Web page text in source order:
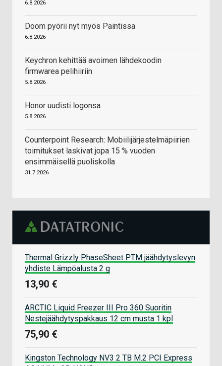
6.8.2026
Doom pyörii nyt myös Paintissa
6.8.2026
Keychron kehittää avoimen lähdekoodin
firmwarea pelihiiriin
5.8.2026
Honor uudisti logonsa
5.8.2026
Counterpoint Research: Mobiilijärjestelmäpiirien
toimitukset laskivat jopa 15 % vuoden
ensimmäisellä puoliskolla
31.7.2026
Thermal Grizzly PhaseSheet PTM jäähdytyslevyn
yhdiste Lämpöalusta 2 g
13,90 €
ARCTIC Liquid Freezer III Pro 360 Suoritin
Nestejäähdytyspakkaus 12 cm musta 1 kpl
75,90 €
Kingston Technology NV3 2 TB M.2 PCI Express